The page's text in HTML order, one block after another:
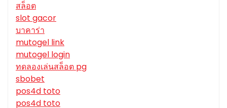
สล็อต
slot gacor
บาคาร่า
mutogel link
mutogel login
ทดลองเล่นสล็อต pg
sbobet
pos4d toto
pos4d toto